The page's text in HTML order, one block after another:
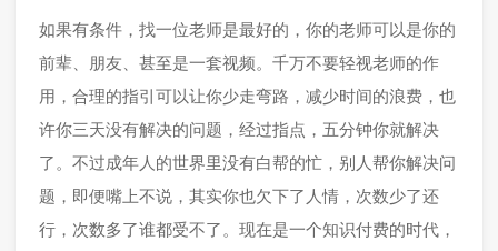
如果有条件，找一位老师是最好的，你的老师可以是你的
前辈、朋友、甚至是一套视频。千万不要轻视老师的作
用，合理的指引可以让你少走弯路，减少时间的浪费，也
许你三天没有解决的问题，经过指点，五分钟你就解决
了。不过成年人的世界里没有白帮的忙，别人帮你解决问
题，即便嘴上不说，其实你也欠下了人情，次数少了还
行，次数多了谁都受不了。现在是一个知识付费的时代，